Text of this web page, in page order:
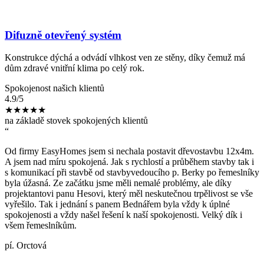
Difuzně otevřený systém
Konstrukce dýchá a odvádí vlhkost ven ze stěny, díky čemuž má
dům zdravé vnitřní klima po celý rok.
Spokojenost našich klientů
4.9/5
★★★★★
na základě stovek spokojených klientů
“
Od firmy EasyHomes jsem si nechala postavit dřevostavbu 12x4m.
A jsem nad míru spokojená. Jak s rychlostí a průběhem stavby tak i
s komunikací při stavbě od stavbyvedoucího p. Berky po řemeslníky
byla úžasná. Ze začátku jsme měli nemalé problémy, ale díky
projektantovi panu Hesovi, který měl neskutečnou trpělivost se vše
vyřešilo. Tak i jednání s panem Bednářem byla vždy k úplné
spokojenosti a vždy našel řešení k naší spokojenosti. Velký dík i
všem řemeslníkům.
pí. Orctová